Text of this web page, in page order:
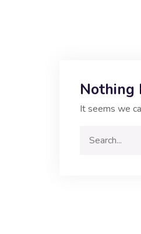
Nothing
It seems we